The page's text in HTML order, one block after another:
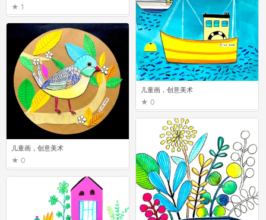
儿童画，创意美术
0
1
儿童画，创意美术
0